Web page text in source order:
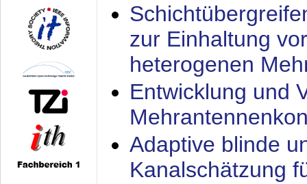
zur Einhaltung
heterogenen
Entwicklung und
Adaptive blinde
Kanalschätzung